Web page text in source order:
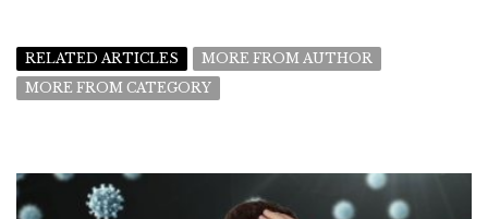
RELATED ARTICLES
MORE FROM AUTHOR
MORE FROM CATEGORY